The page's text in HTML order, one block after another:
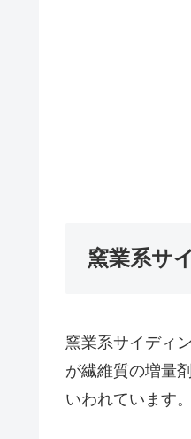
窯業系サ
窯業系サイディ
が繊維質の増量
いわれています。